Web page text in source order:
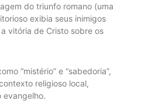
do triunfo romano (uma
exibia seus inimigos
vitória de Cristo sobre os
“mistério” e “sabedoria”,
religioso local,
evangelho.